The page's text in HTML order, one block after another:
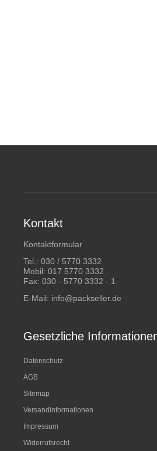
Kontakt
Kontaktformular
Tel.: 030 / 5770 3332
Mobil: 017 5770 3332
Fax: 030 - 5770 3332 - 1
E-Mail: info@packseller.de
Gesetzliche
Datenschutz
AGB
Sitemap
Versandinformationen
Impressum
Widerrufsrecht